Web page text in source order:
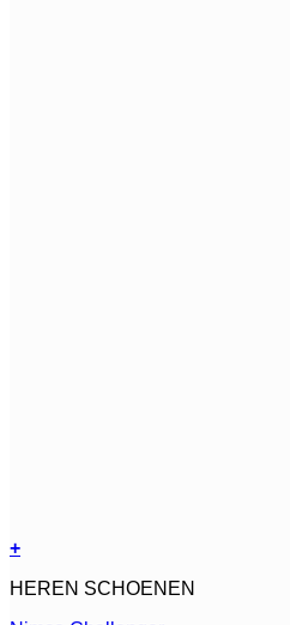
+
product
HEREN SCHOENEN